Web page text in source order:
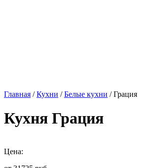
Главная /Кухни /Белые кухни / Грация
Кухня Грация
Цена: